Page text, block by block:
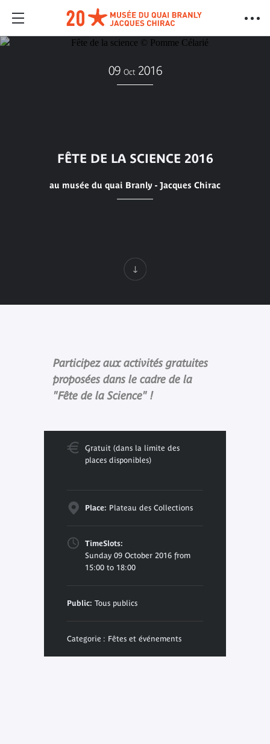
09 Oct 2016
FÊTE DE LA SCIENCE 2016
au musée du quai Branly - Jacques Chirac
Participez aux activités gratuites
proposées dans le cadre de la
"Fête de la Science" !
Gratuit (dans la limite des
places disponibles)
Place: Plateau des Collections
TimeSlots:
Sunday 09 October 2016 from
15:00 to 18:00
Public: Tous publics
Categorie : Fêtes et événements